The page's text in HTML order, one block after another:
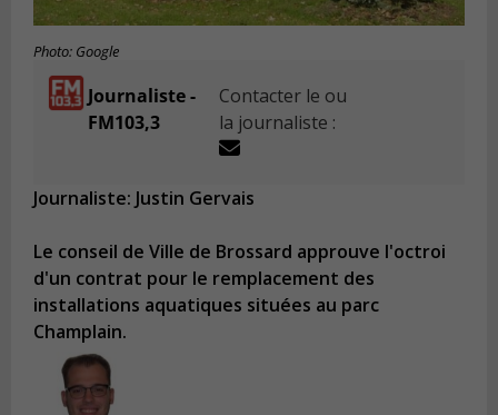
Photo: Google
Journaliste -
FM103,3
Contacter le ou
la journaliste :
Journaliste: Justin Gervais
Le conseil de Ville de Brossard approuve l'octroi
d'un contrat pour le remplacement des
installations aquatiques situées au parc
Champlain.